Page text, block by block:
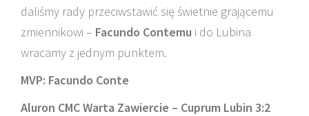
daliśmy rady przeciwstawić się świetnie grającemu
zmiennikowi – Facundo Contemu i do Lubina
wracamy z jednym punktem.
MVP: Facundo Conte
Aluron CMC Warta Zawiercie – Cuprum Lubin 3:2